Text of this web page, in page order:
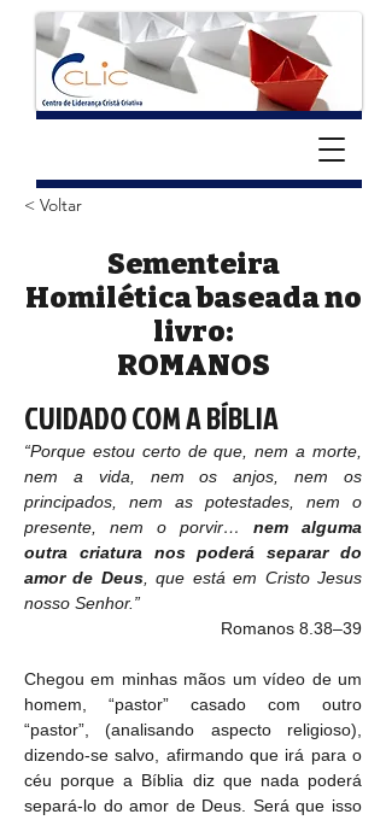
< Voltar
Sementeira
Homilética baseada no
livro:
ROMANOS
CUIDADO COM A BÍBLIA
“Porque estou certo de que, nem a morte,
nem a vida, nem os anjos, nem os
principados, nem as potestades, nem o
presente, nem o porvir… nem alguma
outra criatura nos poderá separar do
amor de Deus, que está em Cristo Jesus
nosso Senhor.”
Romanos 8.38–39
Chegou em minhas mãos um vídeo de um
homem, “pastor” casado com outro
“pastor”, (analisando aspecto religioso),
dizendo-se salvo, afirmando que irá para o
céu porque a Bíblia diz que nada poderá
separá-lo do amor de Deus. Será que isso